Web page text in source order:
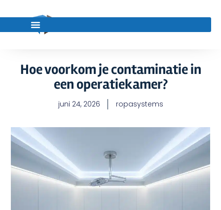
Hoe voorkom je contaminatie in
een operatiekamer?
juni 24, 2026 ropasystems